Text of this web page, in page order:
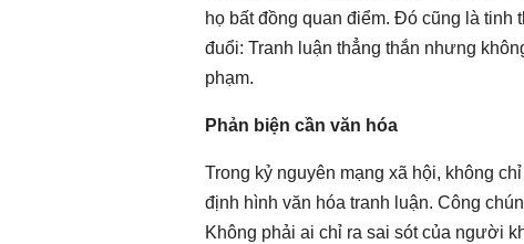
họ bất đồng quan điểm. Đó cũng là tinh
đuổi: Tranh luận thẳng thắn nhưng
phạm.
Phản biện cần văn hóa
Trong kỷ nguyên mạng xã hội, không
định hình văn hóa tranh luận. Công
Không phải ai chỉ ra sai sót của người